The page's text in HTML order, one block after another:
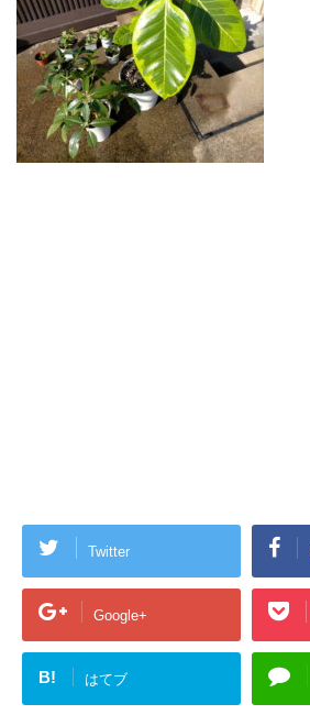
Twitter
Google+
B! はてブ